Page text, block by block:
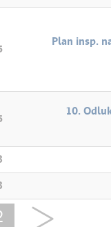
Plan insp.
10.